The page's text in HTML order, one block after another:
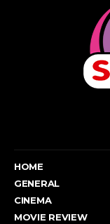
HOME
GENERAL
CINEMA
MOVIE REVIEW